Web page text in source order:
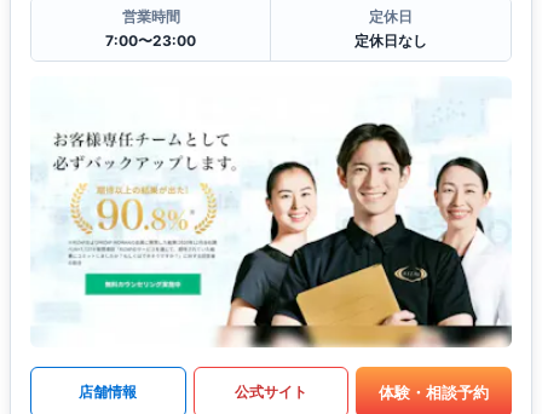
営業時間
7:00〜23:00
定休日
定休日なし
店舗情報 公式サイト 体験・相談予約